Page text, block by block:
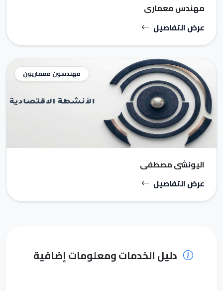
مهندس معماري
عرض التفاصيل
مهندسون معماريون
اليونشى مصطفى
عرض التفاصيل
دليل الخدمات ومعلومات إضافية